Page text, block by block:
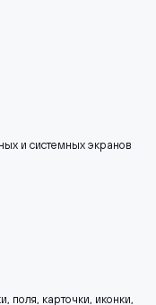
и системных экранов
поля, карточки, иконки,